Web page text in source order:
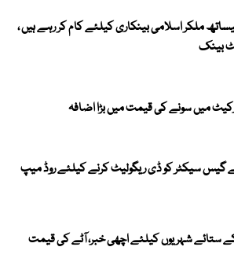
ملکر اسلامی بینکاری کیلئے کام کر رہے ہیں ،
بینک
میں سونے کی قیمت میں بڑا اضافہ
سیکٹر کو ڈی ریگولیٹ کرنے کیلئے روڈ میپ
ستائے شہریوں کیلئے اچھی خبر، آٹے کی قیمت